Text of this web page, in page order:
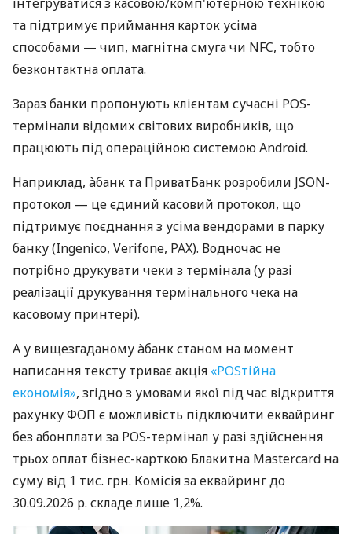
та підтримує приймання карток усіма
способами — чип, магнітна смуга чи NFC, тобто
безконтактна оплата.
Зараз банки пропонують клієнтам сучасні POS-
термінали відомих світових виробників, що
працюють під операційною системою Android.
Наприклад, àбанк та ПриватБанк розробили JSON-
протокол — це єдиний касовий протокол, що
підтримує поєднання з усіма вендорами в парку
банку (Ingenico, Verifone, PAX). Водночас не
потрібно друкувати чеки з термінала (у разі
реалізації друкування термінального чека на
касовому принтері).
А у вищезгаданому àбанк станом на момент
написання тексту триває акція «POSтійна
економія», згідно з умовами якої під час відкриття
рахунку ФОП є можливість підключити еквайринг
без абонплати за POS-термінал у разі здійснення
трьох оплат бізнес-карткою Блакитна Mastercard на
суму від 1 тис. грн. Комісія за еквайринг до
30.09.2026 р. складе лише 1,2%.